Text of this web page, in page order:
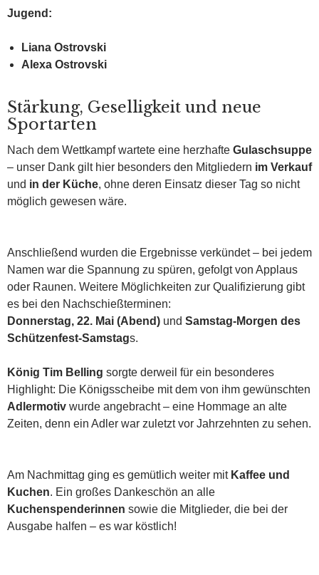
Jugend:
Liana Ostrovski
Alexa Ostrovski
Stärkung, Geselligkeit und neue
Sportarten
Nach dem Wettkampf wartete eine herzhafte Gulaschsuppe
– unser Dank gilt hier besonders den Mitgliedern im Verkauf
und in der Küche, ohne deren Einsatz dieser Tag so nicht
möglich gewesen wäre.
Anschließend wurden die Ergebnisse verkündet – bei jedem
Namen war die Spannung zu spüren, gefolgt von Applaus
oder Raunen. Weitere Möglichkeiten zur Qualifizierung gibt
es bei den Nachschießterminen:
Donnerstag, 22. Mai (Abend) und Samstag-Morgen des
Schützenfest-Samstags.
König Tim Belling sorgte derweil für ein besonderes
Highlight: Die Königsscheibe mit dem von ihm gewünschten
Adlermotiv wurde angebracht – eine Hommage an alte
Zeiten, denn ein Adler war zuletzt vor Jahrzehnten zu sehen.
Am Nachmittag ging es gemütlich weiter mit Kaffee und
Kuchen. Ein großes Dankeschön an alle
Kuchenspenderinnen sowie die Mitglieder, die bei der
Ausgabe halfen – es war köstlich!